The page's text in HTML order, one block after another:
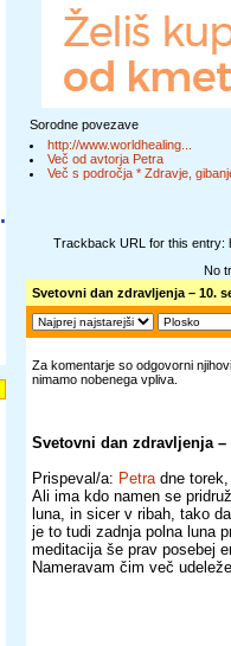
.
Sorodne povezave
http://www.worldhealing...
Več od avtorja Petra
Več s področja * Zdravje,
Trackback URL for this entry:
No
Svetovni dan zdravljenja – 10.
Za komentarje so odgovorni
nimamo nobenega vpliva.
Svetovni dan zdravljenja –
Prispeval/a: Petradne torek,
Ali ima kdo namen se
luna, in sicer v ribah, tako
je to tudi zadnja polna luna
meditacija še prav posebej
Nameravam čim več